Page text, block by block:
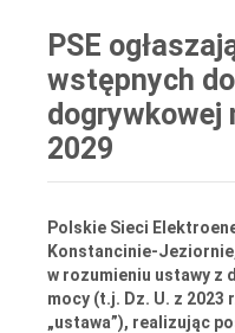
PSE
wstępnych
dogrywkowej
2029
Polskie Sieci
Konstancinie-
w rozumieniu ustawy z
mocy (t.j. Dz. U. z 2023
„ustawa”), realizując